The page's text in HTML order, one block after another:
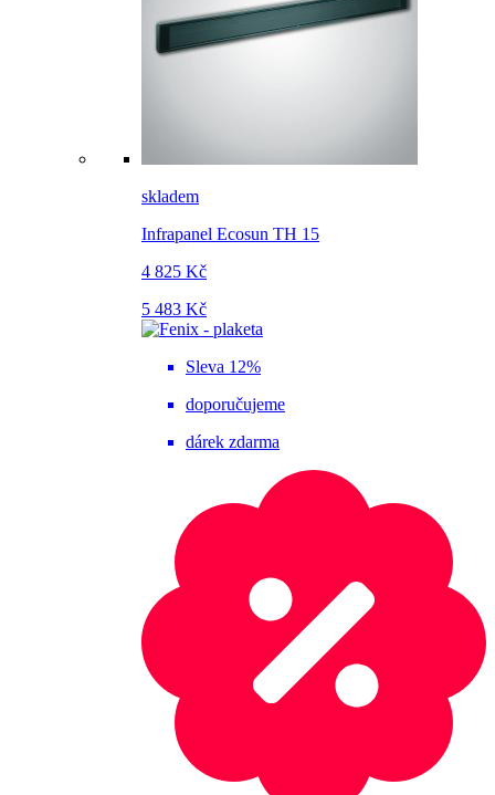
skladem
Infrapanel Ecosun TH 15
4 825 Kč
5 483 Kč
Sleva 12%
doporučujeme
dárek zdarma